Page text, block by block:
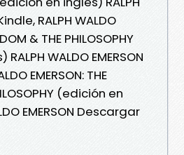
RALPH WALDO
& THE PHILOSOPHY
WALDO EMERSON
EMERSON: THE
(edición en
EMERSON Descargar